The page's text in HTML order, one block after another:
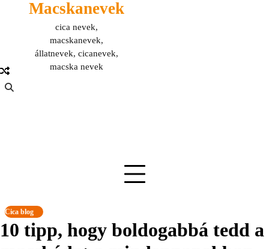
Macskanevek
cica nevek,
macskanevek,
állatnevek, cicanevek,
macska nevek
Cica blog
10 tipp, hogy boldogabbá tedd a